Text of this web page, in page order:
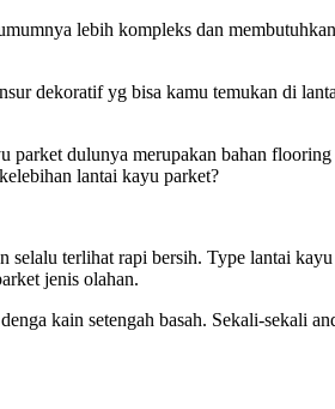
lebih kompleks dan
dekoratif yg bisa kamu temukan di
parket dulunya merupakan bahan
lantai kayu parket?
terlihat rapi bersih. Type lantai
jenis olahan.
kain setengah basah. Sekali-sekali